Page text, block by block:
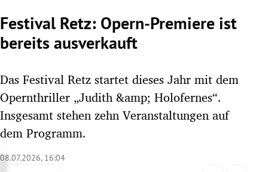
Untermenü
Untermenü
Untermenü
Festival Retz: Opern-Premiere ist
bereits ausverkauft
Das Festival Retz startet dieses Jahr mit dem
Opernthriller „Judith &amp; Holofernes“.
Insgesamt stehen zehn Veranstaltungen auf
dem Programm.
08.07.2026, 16:04